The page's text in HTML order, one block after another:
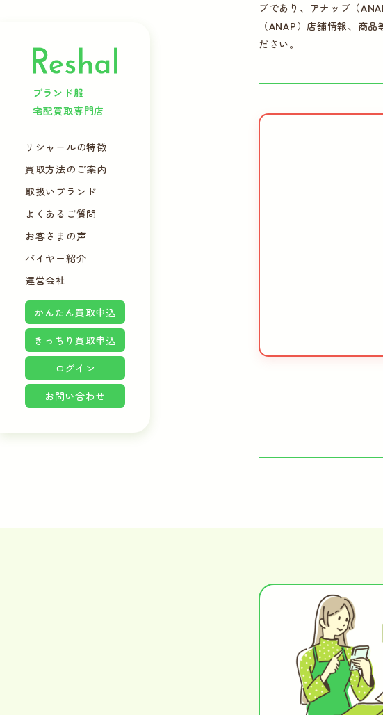
ブランド服
宅配買取専門店
リシャールの特徴
買取方法のご案内
取扱いブランド
よくあるご質問
お客さまの声
バイヤー紹介
運営会社
かんたん買取申込
きっちり買取申込
ログイン
お問い合わせ
プであり、アナップ（
（ANAP）店舗情報、商
ださい。